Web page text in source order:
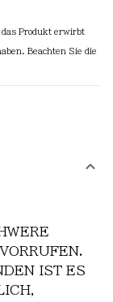
Produkt erwirbt
Beachten Sie die
IST ES